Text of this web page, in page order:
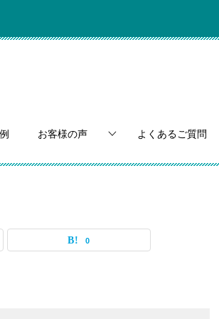
お客様の声 よくあるご質問
0